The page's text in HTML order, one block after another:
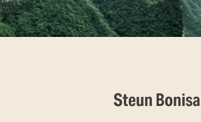
Steun Bonisa